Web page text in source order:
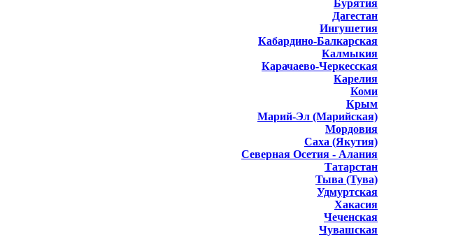
Бурятия
Дагестан
Ингушетия
Кабардино-Балкарская
Калмыкия
Карачаево-Черкесская
Карелия
Коми
Крым
Марий-Эл (Марийская)
Мордовия
Саха (Якутия)
Северная Осетия - Алания
Татарстан
Тыва (Тува)
Удмуртская
Хакасия
Чеченская
Чувашская